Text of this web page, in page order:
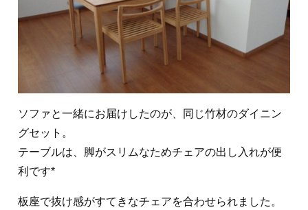
ソファと一緒にお届けしたのが、同じ竹材のダイニン
グセット。
テーブルは、脚がスリムなためチェアの出し入れが便
利です*
板座で抜け感がすてきなチェアを合わせられました。